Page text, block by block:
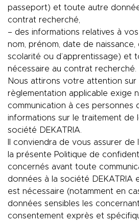
passeport) et toute autre
contrat recherché,
– des informations relatives à
nom, prénom, date de
scolarité ou d’apprentissage) et
nécessaire au contrat recherché.
Nous attirons votre attention sur
règlementation applicable exige
communication à ces personnes
informations sur le traitement de
société DEKATRIA.
Il conviendra de vous assurer de
la présente Politique de
concernés avant toute
données à la société DEKATRIA
est nécessaire (notamment en
données sensibles les
consentement exprès et